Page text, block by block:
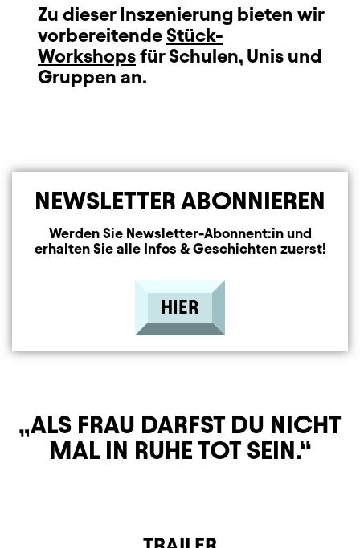
Zu dieser Inszenierung bieten wir
vorbereitende Stück-
Workshopsfür Schulen, Unis und
Gruppen an.
NEWSLETTER ABONNIEREN
Werden Sie Newsletter-Abonnent:in und
erhalten Sie alle Infos & Geschichten zuerst!
HIER
ALS FRAU DARFST DU NICHT
MAL IN RUHE TOT SEIN.